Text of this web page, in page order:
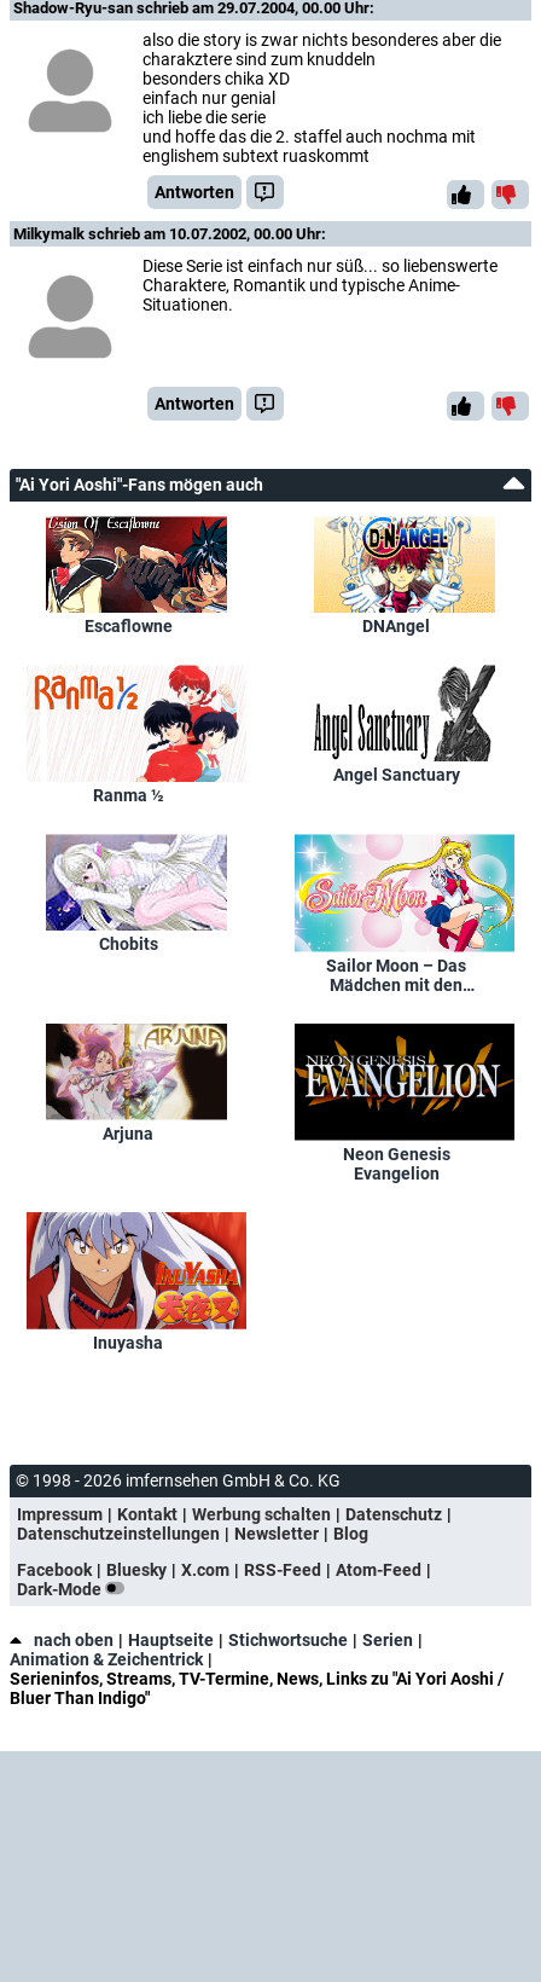
Shadow-Ryu-san schrieb am 29.07.2004, 00.00 Uhr:
also die story is zwar nichts besonderes aber die
charakztere sind zum knuddeln
besonders chika XD
einfach nur genial
ich liebe die serie
und hoffe das die 2. staffel auch nochma mit
englishem subtext ruaskommt
Antworten
Milkymalk schrieb am 10.07.2002, 00.00 Uhr:
Diese Serie ist einfach nur süß... so liebenswerte
Charaktere, Romantik und typische Anime-
Situationen.
Antworten
"Ai Yori Aoshi"-Fans mögen auch
Escaflowne DNAngel
Ranma ½
Angel Sanctuary
Chobits
Sailor Moon – Das
Mädchen mit den
Arjuna
Neon Genesis
Evangelion
Inuyasha
© 1998 - 2026 imfernsehen GmbH & Co. KG
Impressum
Kontakt Werbung schalten
Datenschutz
Datenschutzeinstellungen
Newsletter
Blog
Facebook
Bluesky X.com RSS-Feed
Atom-Feed
Dark-Mode
nach oben Hauptseite Stichwortsuche
Serien
Animation & Zeichentrick
Serieninfos, Streams, TV-Termine, News, Links zu "Ai Yori Aoshi /
Bluer Than Indigo"